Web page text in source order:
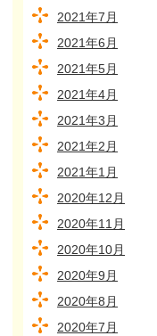
2021年7月
2021年6月
2021年5月
2021年4月
2021年3月
2021年2月
2021年1月
2020年12月
2020年11月
2020年10月
2020年9月
2020年8月
2020年7月